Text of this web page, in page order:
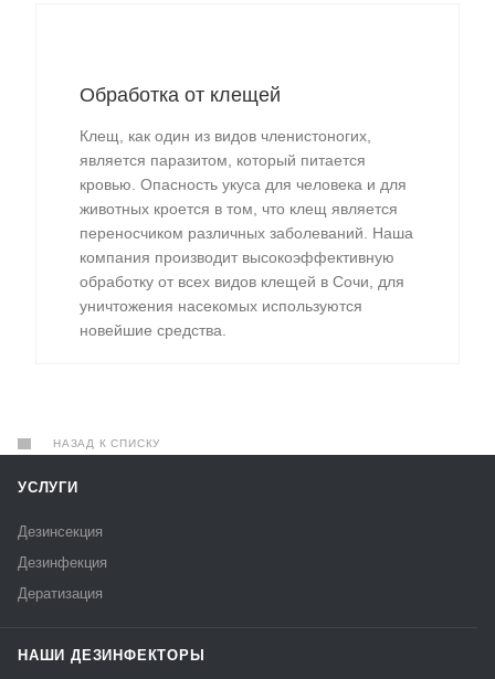
Обработка от клещей
Клещ, как один из видов членистоногих,
является паразитом, который питается
кровью. Опасность укуса для человека и для
животных кроется в том, что клещ является
переносчиком различных заболеваний. Наша
компания производит высокоэффективную
обработку от всех видов клещей в Сочи, для
уничтожения насекомых используются
новейшие средства.
НАЗАД К СПИСКУ
УСЛУГИ
Дезинсекция
Дезинфекция
Дератизация
НАШИ ДЕЗИНФЕКТОРЫ